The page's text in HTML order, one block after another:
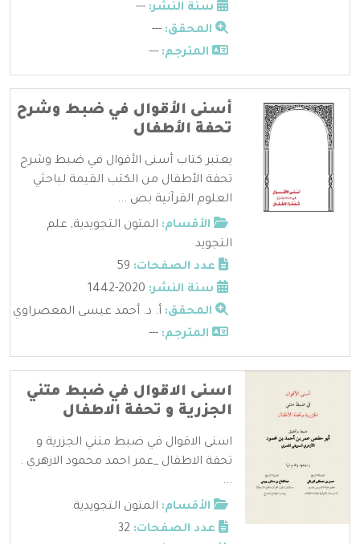
سنة النشر: ---
المحقق: ---
المترجم: ---
أسنى الأقوال في ضبط وشرح
تحفة الأطفال
يعتبر كتاب أسنى الأقوال في ضبط وشرح
تحفة الأطفال من الكتب القيمة لباحثي
العلوم القرآنية بص ...
الأقسام: المتون التجويدية, علم
التجويد
عدد الصفحات:
سنة النشر:
المحقق: أ. د. أحمد عيسى المعصراوي
المترجم: ---
اسنى الاقوال في ضبط متني
الجزرية و تحفة الاطفال
اسنى الاقوال في ضبط متني الجزرية و
تحفة الاطفال _عمر احمد محمود الازهري .
...
الأقسام: المتون التجويدية
عدد الصفحات: